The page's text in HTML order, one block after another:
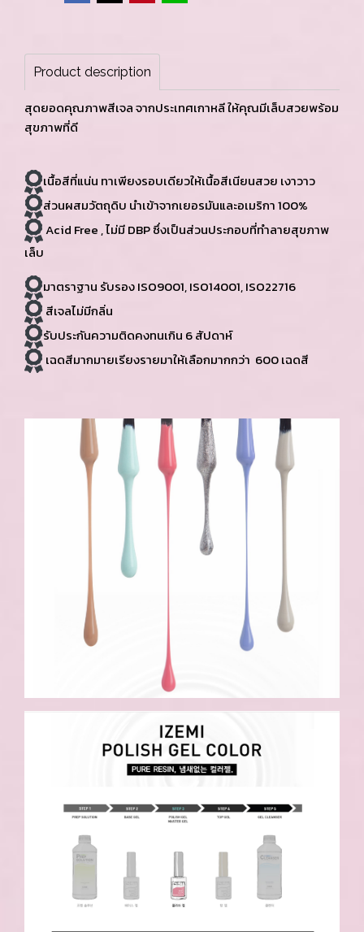
Product description
สุดยอดคุณภาพสีเจล จากประเทศเกาหลี ให้คุณมีเล็บสวยพร้อม
สุขภาพที่ดี
เนื้อสีที่แน่น ทาเพียงรอบเดียวให้เนื้อสีเนียนสวย เงาวาว
ส่วนผสมวัตถุดิบ นำเข้าจากเยอรมันและอเมริกา 100%
Acid Free , ไม่มี DBP ซึ่งเป็นส่วนประกอบที่ทำลายสุขภาพ
เล็บ
มาตราฐาน รับรอง ISO9001, ISO14001, ISO22716
สีเจลไม่มีกลิ่น
รับประกันความติดคงทนเกิน 6 สัปดาห์
เฉดสีมากมายเรียงรายมาให้เลือกมากกว่า 600 เฉดสี